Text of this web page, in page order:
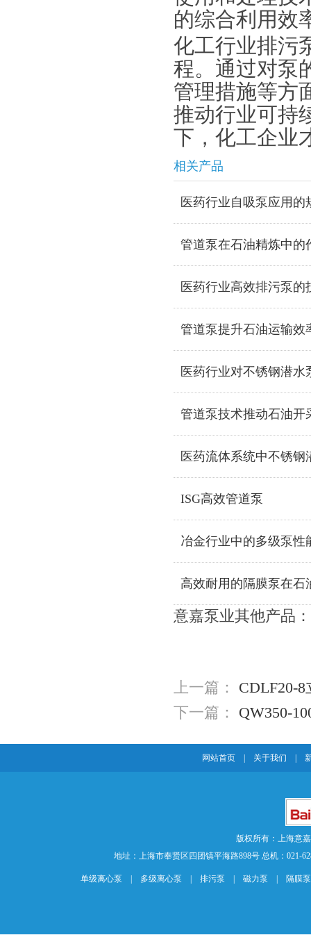
的综合利用效
化工行业排污
程。通过对泵
管理措施等方
推动行业可持
下，化工企业
相关产品
医药行业自吸泵应用的
管道泵在石油精炼中的
医药行业高效排污泵的
管道泵提升石油运输效
医药行业对不锈钢潜水
管道泵技术推动石油开
医药流体系统中不锈钢
ISG高效管道泵
冶金行业中的多级泵性
高效耐用的隔膜泵在石
意嘉泵业其他产品：
上一篇： CDLF20-
下一篇： QW350-
网站首页 关于我们
版权所有：上海意
地址：上海市奉贤区四团镇平海路898号 总机：021-
单级离心泵 多级离心泵 排污泵 磁力泵 隔膜泵